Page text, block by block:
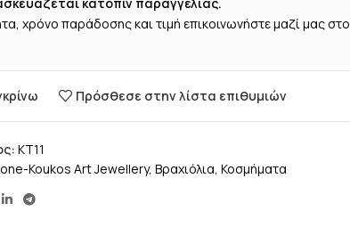
χρόνο παράδοσης και τιμή επικοινωνήστε μαζί μας στο
Πρόσθεσε στην λίστα επιθυμιών
KT11
Koukos Art Jewellery, Βραχιόλια, Κοσμήματα